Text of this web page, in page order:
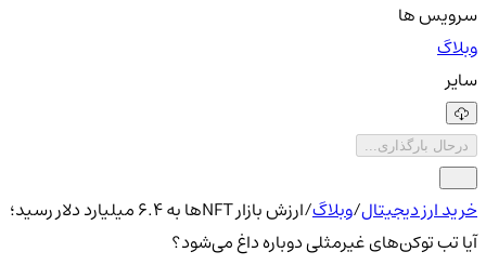
سرویس ها
وبلاگ
سایر
درحال بارگذاری...
خرید ارز دیجیتال/وبلاگ/
ارزش بازار NFTها به ۶.۴ میلیارد دلار رسید؛
آیا تب توکن‌های غیرمثلی دوباره داغ می‌شود؟